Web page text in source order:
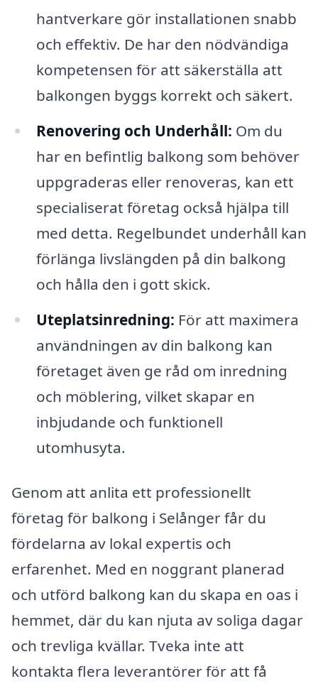
hantverkare gör installationen snabb
och effektiv. De har den nödvändiga
kompetensen för att säkerställa att
balkongen byggs korrekt och säkert.
Renovering och Underhåll: Om du
har en befintlig balkong som behöver
uppgraderas eller renoveras, kan ett
specialiserat företag också hjälpa till
med detta. Regelbundet underhåll kan
förlänga livslängden på din balkong
och hålla den i gott skick.
Uteplatsinredning: För att maximera
användningen av din balkong kan
företaget även ge råd om inredning
och möblering, vilket skapar en
inbjudande och funktionell
utomhusyta.
Genom att anlita ett professionellt
företag för balkong i Selånger får du
fördelarna av lokal expertis och
erfarenhet. Med en noggrant planerad
och utförd balkong kan du skapa en oas i
hemmet, där du kan njuta av soliga dagar
och trevliga kvällar. Tveka inte att
kontakta flera leverantörer för att få